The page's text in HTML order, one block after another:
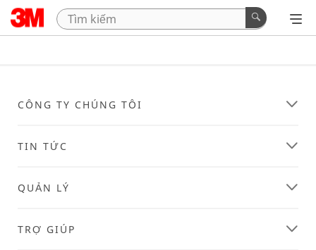
CÔNG TY CHÚNG TÔI
TIN TỨC
QUẢN LÝ
TRỢ GIÚP